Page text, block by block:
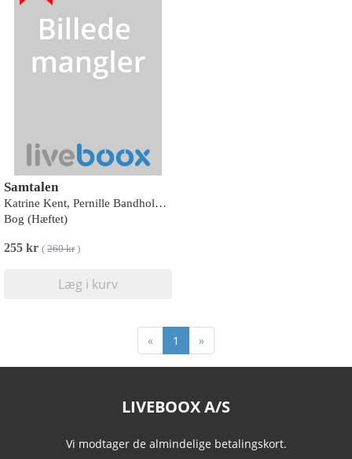
Samtalen
Katrine Kent, Pernille Bandholm Jakobsen
Bog (Hæftet)
255 kr ( 260 kr)
Læg i kurv
« 1 »
LIVEBOOX A/S
Vi modtager de almindelige betalingskort.